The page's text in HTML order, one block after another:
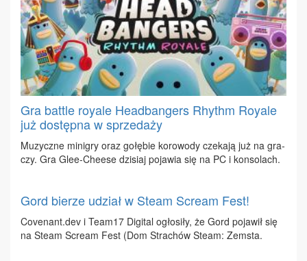
Gra battle royale Headbangers Rhythm Royale
już dostępna w sprzedaży
Mu­zycz­ne mi­ni­gry oraz go­łę­bie ko­ro­wo­dy cze­ka­ją już na gra­
czy. Gra Glee-Che­ese dzi­siaj po­ja­wia się na PC i kon­so­lach.
Gord bierze udział w Steam Scream Fest!
Cov​enan​t.​dev i Te­am17 Di­gi­tal ogło­si­ły, że Gord po­ja­wił się
na Ste­am Scre­am Fest (Dom Stra­chów Ste­am: Ze­msta.